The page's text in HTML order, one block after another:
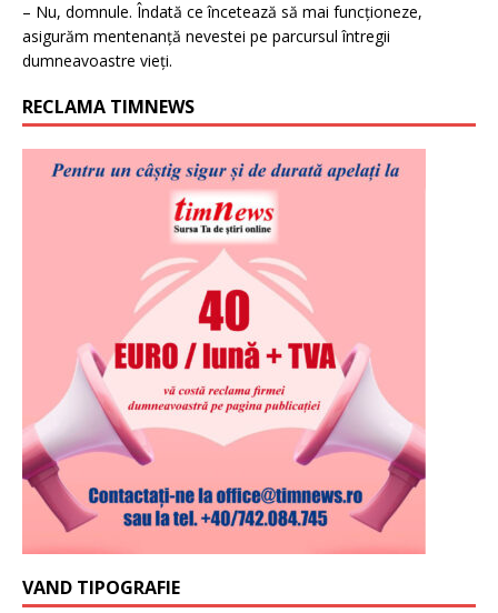
– Nu, domnule. Îndată ce încetează să mai funcționeze,
asigurăm mentenanță nevestei pe parcursul întregii
dumneavoastre vieți.
RECLAMA TIMNEWS
VAND TIPOGRAFIE